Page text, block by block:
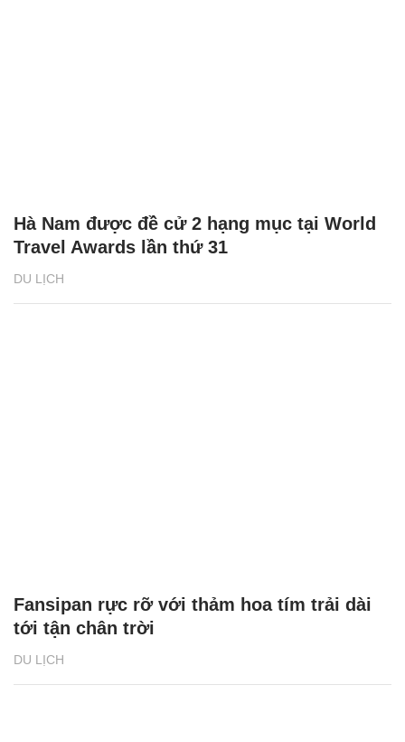
DU LỊCH
Hà Nam được đề cử 2 hạng mục tại World
Travel Awards lần thứ 31
DU LỊCH
Fansipan rực rỡ với thảm hoa tím trải dài
tới tận chân trời